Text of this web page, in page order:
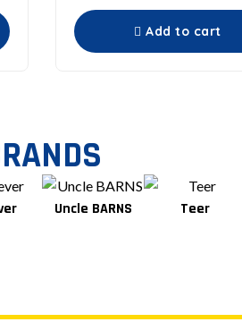
Add to cart
Uncle BARNS Teer